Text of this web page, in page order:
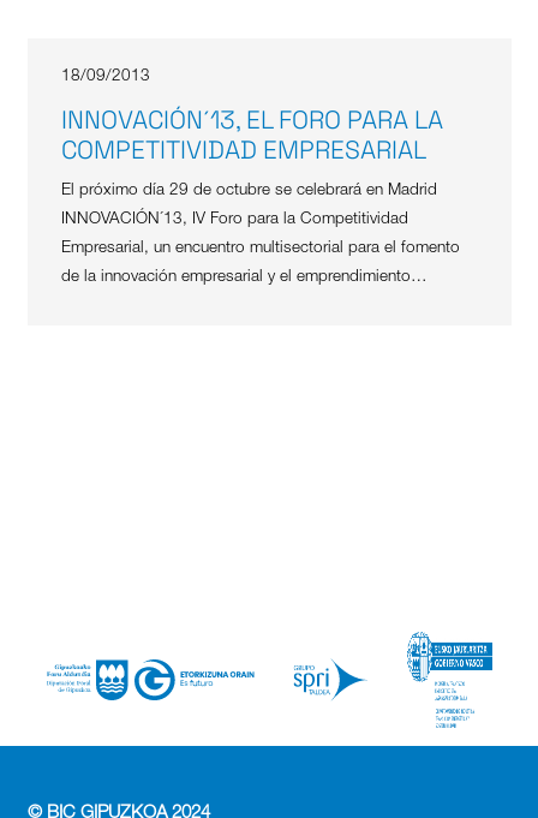
18/09/2013
INNOVACIÓN´13, EL FORO PARA LA
COMPETITIVIDAD EMPRESARIAL
El próximo día 29 de octubre se celebrará en Madrid
INNOVACIÓN´13, IV Foro para la Competitividad
Empresarial, un encuentro multisectorial para el fomento
de la innovación empresarial y el emprendimiento…
© BIC GIPUZKOA 2024